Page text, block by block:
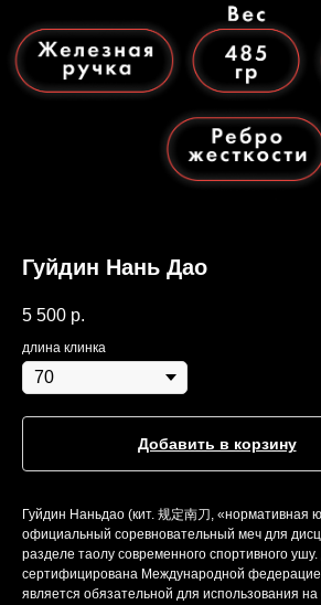
Гуйдин Нань Дао
5 500 р.
длина клинка
Добавить в корзину
Гуйдин Наньдао (кит. 规定南刀, «нормативная
официальный соревновательный меч для
разделе таолу современного спортивного
сертифицирована Международной
является обязательной для использования